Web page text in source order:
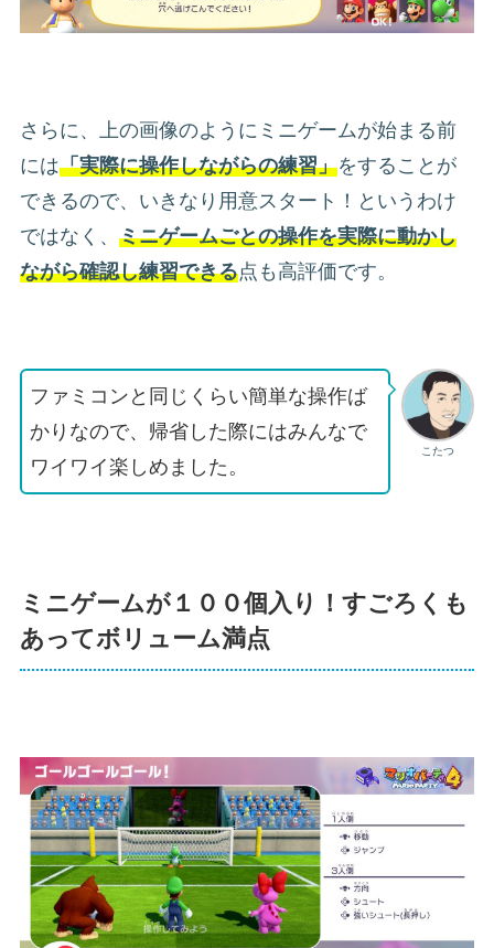
さらに、上の画像のようにミニゲームが始まる前
には「実際に操作しながらの練習」をすることが
できるので、いきなり用意スタート！というわけ
ではなく、 ミニゲームごとの操作を実際に動かし
ながら確認し練習できる点も高評価です。
こたつ
ファミコンと同じくらい簡単な操作ば
かりなので、帰省した際にはみんなで
ワイワイ楽しめました。
ミニゲームが１００個入り！すごろくも
あってボリューム満点